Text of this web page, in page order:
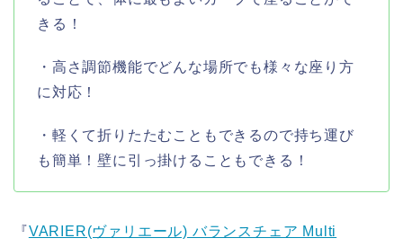
きる！
・高さ調節機能でどんな場所でも様々な座り方
に対応！
・軽くて折りたたむこともできるので持ち運び
も簡単！壁に引っ掛けることもできる！
『VARIER(ヴァリエール) バランスチェア Multi